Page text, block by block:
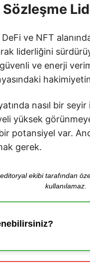
Sözleşme
ve NFT
liderliğini
ve enerji
nasıl bir
yüksek
potansiyel var.
gerek.
ekibi tarafından
kullanılamaz.